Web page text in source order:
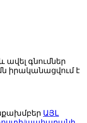
ավել գնումներ
իրականացվում է
ԱՅԼ